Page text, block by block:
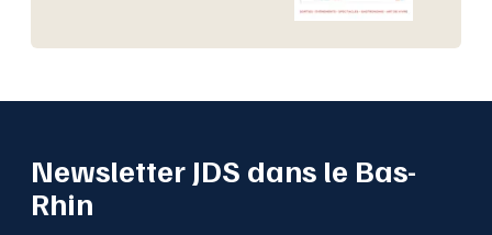
Newsletter JDS dans le Bas-
Rhin